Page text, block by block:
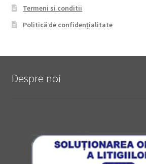
Termeni si conditii
Politică de confidențialitate
Despre noi